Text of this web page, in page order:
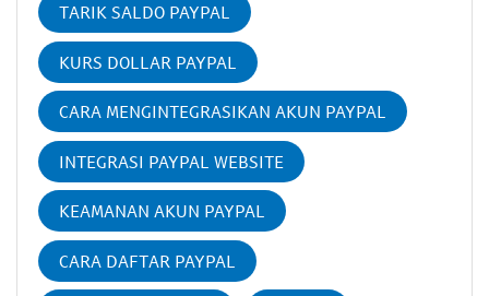
TARIK SALDO PAYPAL
KURS DOLLAR PAYPAL
CARA MENGINTEGRASIKAN AKUN PAYPAL
INTEGRASI PAYPAL WEBSITE
KEAMANAN AKUN PAYPAL
CARA DAFTAR PAYPAL